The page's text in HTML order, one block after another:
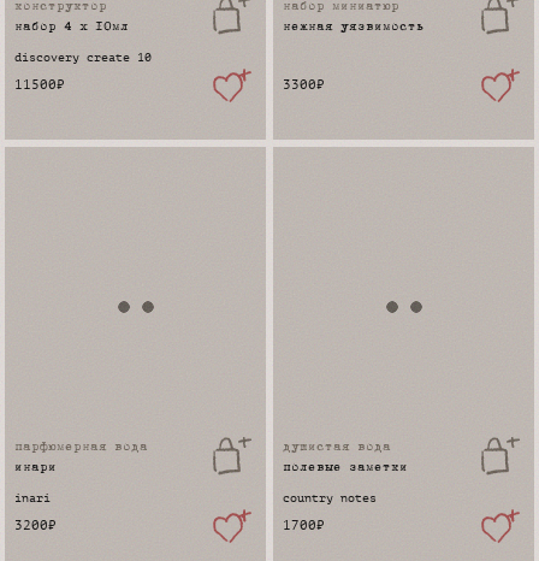
конструктор
набор 4 x 10мл
discovery create 10
11500₽
набор миниатюр
нежная уязвимость
3300₽
парфюмерная вода
инари
inari
3200₽
душистая вода
полевые заметки
country notes
1700₽